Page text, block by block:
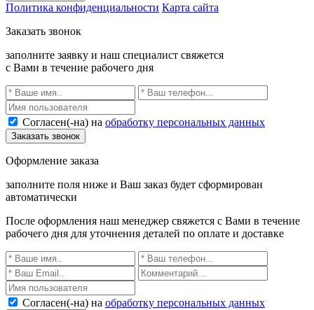
Политика конфиденциальности Карта сайта
Заказать звонок
заполните заявку и наш специалист свяжется
с Вами в течение рабочего дня
Согласен(-на) на обработку персональных данных
Заказать звонок
Оформление заказа
заполните поля ниже и Ваш заказ будет сформирован
автоматически
После оформления наш менеджер свяжется с Вами в течение
рабочего дня для уточнения деталей по оплате и доставке
Согласен(-на) на обработку персональных данных